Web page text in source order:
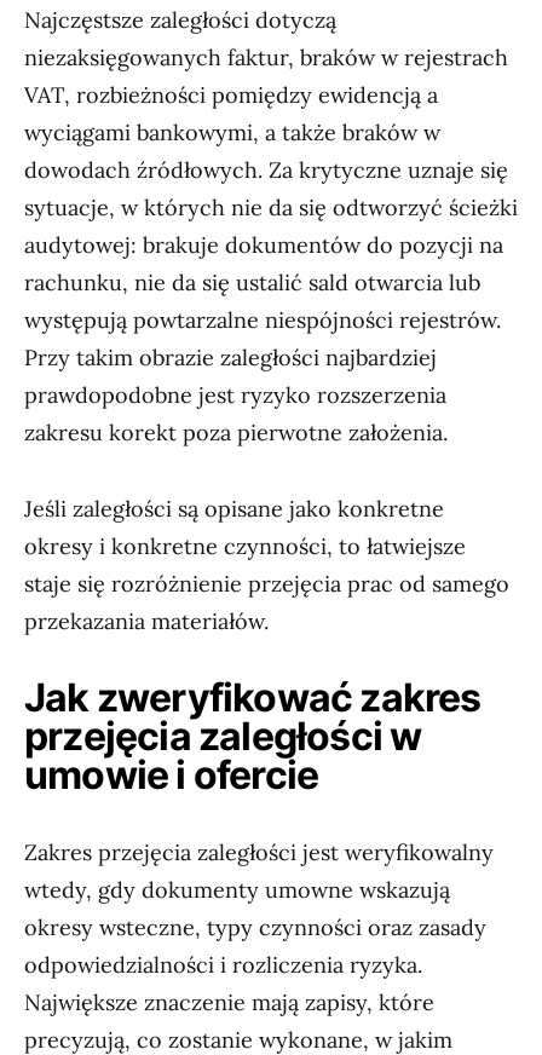
Najczęstsze zaległości dotyczą
niezaksięgowanych faktur, braków w rejestrach
VAT, rozbieżności pomiędzy ewidencją a
wyciągami bankowymi, a także braków w
dowodach źródłowych. Za krytyczne uznaje się
sytuacje, w których nie da się odtworzyć ścieżki
audytowej: brakuje dokumentów do pozycji na
rachunku, nie da się ustalić sald otwarcia lub
występują powtarzalne niespójności rejestrów.
Przy takim obrazie zaległości najbardziej
prawdopodobne jest ryzyko rozszerzenia
zakresu korekt poza pierwotne założenia.
Jeśli zaległości są opisane jako konkretne
okresy i konkretne czynności, to łatwiejsze
staje się rozróżnienie przejęcia prac od samego
przekazania materiałów.
Jak zweryfikować zakres
przejęcia zaległości w
umowie i ofercie
Zakres przejęcia zaległości jest weryfikowalny
wtedy, gdy dokumenty umowne wskazują
okresy wsteczne, typy czynności oraz zasady
odpowiedzialności i rozliczenia ryzyka.
Największe znaczenie mają zapisy, które
precyzują, co zostanie wykonane, w jakim